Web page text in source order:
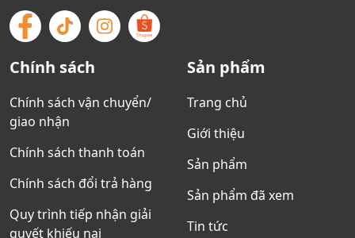
Chính sách
Chính sách vận chuyển/
giao nhận
Chính sách thanh toán
Chính sách đổi trả hàng
Quy trình tiếp nhận giải
quyết khiếu nại
Sản phẩm
Trang chủ
Giới thiệu
Sản phẩm
Sản phẩm đã xem
Tin tức